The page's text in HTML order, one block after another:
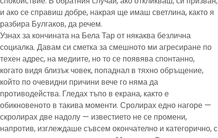
и ако се справиш добре, накрая ще имаш светлина, както я
разбира Булгаков, да речем.
Узнах за кончината на Бела Тар от някаква безлична
социалка. Давам си сметка за смешното ми агресиране по
техен адрес, на медиите, но то се появява спонтанно,
когато видя близък човек, попаднал в тяхно обръщение,
който по очевидни причини вече го няма да
противодейства. Гледах тъпо в екрана, както е
обикновеното в такива моменти. Сролирах едно нагоре —
скролирах две надолу — известието не се промени,
напротив, изглеждаше съвсем окончателно и категорично, с